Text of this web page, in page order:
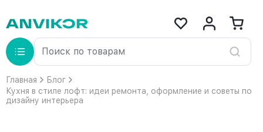
Главная
Блог
Кухня в стиле лофт: идеи ремонта, оформление и советы по
дизайну интерьера